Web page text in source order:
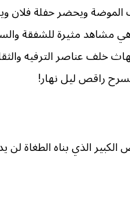
ويحضر حفلة فلان
مشاهد مثيرة للشفقة
خلف عناصر الترفيه
مسرح راقص ليل نهار!
الذي بناه الطغاة لن